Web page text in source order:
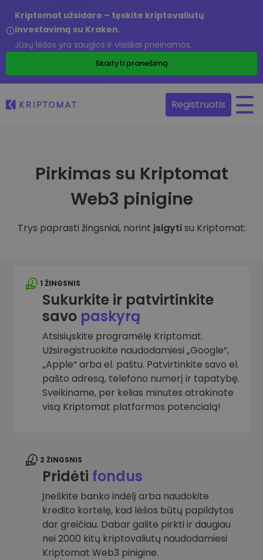
Kriptomat užsidaro – tęskite kriptovaliutų
investavimą su Kraken.
Jūsų lėšos yra saugios ir visiškai prieinamos.
Skaityti pranešimą
Registruotis
Pirkimas su Kriptomat
Web3 pinigine
Trys paprasti žingsniai, norint įsigytisu Kriptomat:
1 ŽINGSNIS
Sukurkite ir patvirtinkite
savo paskyrą
Atsisiųskite programėlę Kriptomat.
Užsiregistruokite naudodamiesi „Google“,
„Apple“ arba el. paštu. Patvirtinkite savo el.
pašto adresą, telefono numerį ir tapatybę.
Sveikiname, per kelias minutes atrakinote
visą Kriptomat platformos potencialą!
2 ŽINGSNIS
Pridėti fondus
Įneškite banko indėlį arba naudokite
kredito kortelę, kad lėšos būtų papildytos
dar greičiau. Dabar galite pirkti ir daugiau
nei 2000 kitų kriptovaliutų naudodamiesi
Kriptomat Web3 pinigine.